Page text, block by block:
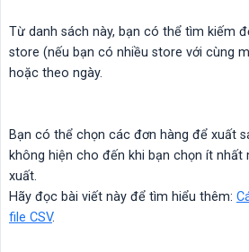
Từ danh sách này, bạn có thể tìm kiếm
store (nếu bạn có nhiều store với cùng
hoặc theo ngày.
Bạn có thể chọn các đơn hàng để xuất
không hiện cho đến khi bạn chọn ít
xuất.
Hãy đọc bài viết này để tìm hiểu thêm:
file CSV.